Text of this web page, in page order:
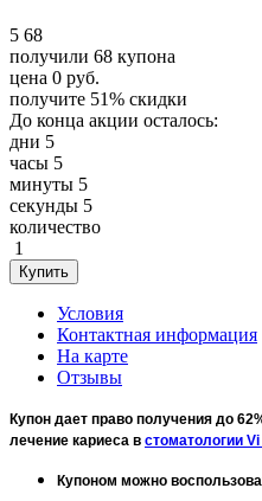
5 68
получили 68 купона
цена 0 руб.
получите 51% скидки
До конца акции осталось:
дни 5
часы 5
минуты 5
секунды 5
количество
1
Условия
Контактная информация
На карте
Отзывы
Купон дает право получения до
лечение кариеса в стоматологии
Купоном можно